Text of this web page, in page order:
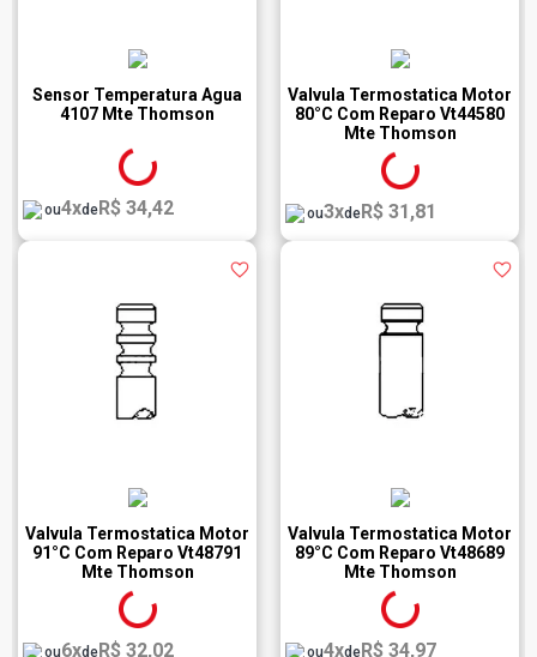
Sensor Temperatura Agua
4107 Mte Thomson
ou4xdeR$ 34,42
Valvula Termostatica Motor
80°C Com Reparo Vt44580
Mte Thomson
ou3xdeR$ 31,81
Valvula Termostatica Motor
91°C Com Reparo Vt48791
Mte Thomson
ou6xdeR$ 32,02
Valvula Termostatica Motor
89°C Com Reparo Vt48689
Mte Thomson
ou4xdeR$ 34,97